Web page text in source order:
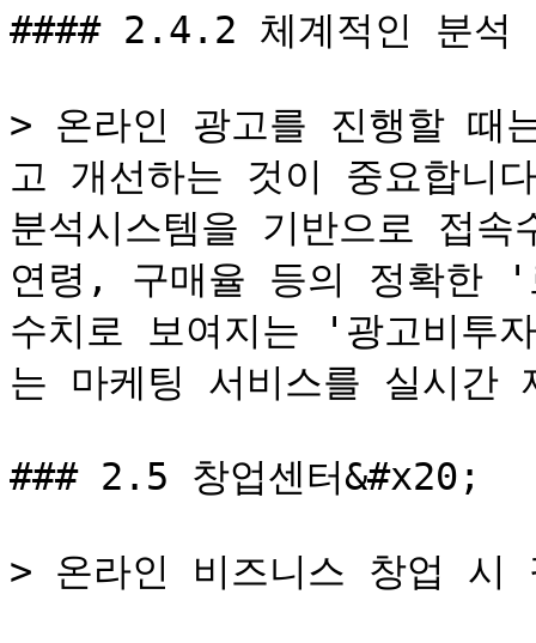
#### 2.4.2 체계적인 분석
> 온라인 광고를 진행할 때
고 개선하는 것이 중요합니
분석시스템을 기반으로 접
연령, 구매율 등의 정확한
수치로 보여지는 '광고비투
는 마케팅 서비스를 실시간
### 2.5 창업센터&#x20;
> 온라인 비즈니스 창업 시